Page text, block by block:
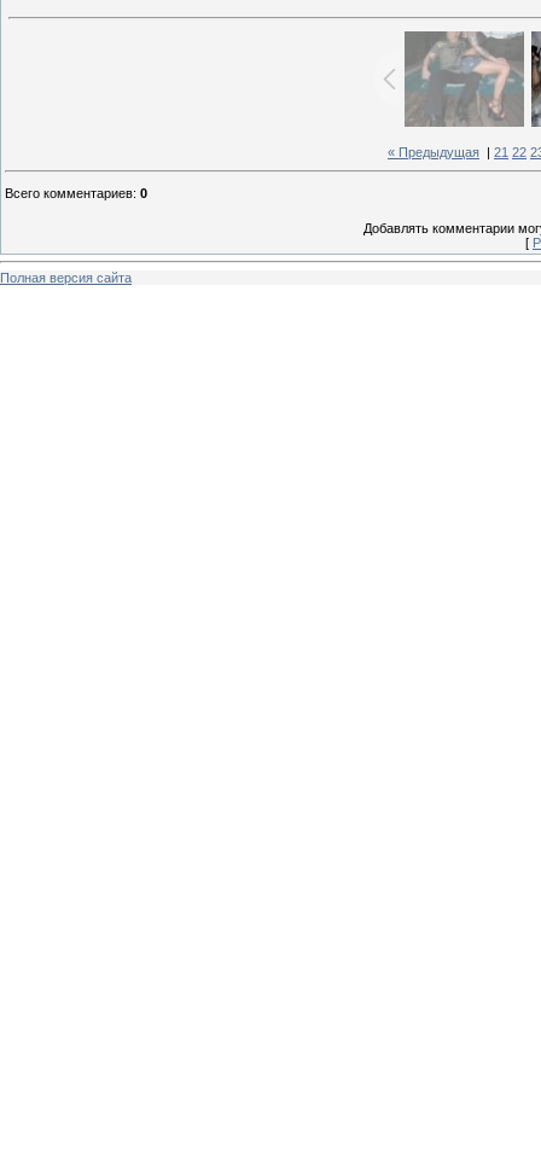
« Предыдущая 21 22
Всего комментариев: 0
Добавлять комментарии
[
Полная версия сайта